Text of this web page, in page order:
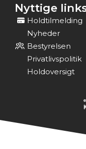
Nyttige
Holdtilmelding
Nyheder
Bestyrelsen
Privatlivspolitik
Holdoversigt